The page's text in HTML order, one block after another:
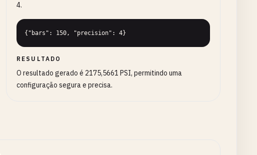
4.
{"bars": 150, "precision": 4}
RESULTADO
O resultado gerado é 2175,5661 PSI, permitindo uma
configuração segura e precisa.